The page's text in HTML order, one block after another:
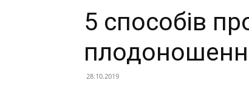
5 способів
28.10.2019